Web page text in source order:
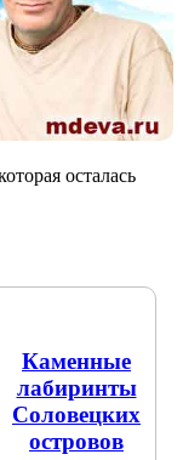
осталась
Каменные
лабиринты
Соловецких
островов